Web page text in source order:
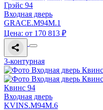
Грэйс 94
Входная дверь
GRACE.M94M.1
Цена: от 170 813 ₽
3-контурная
Квинс 94
Входная дверь
KVINS.M94M.6